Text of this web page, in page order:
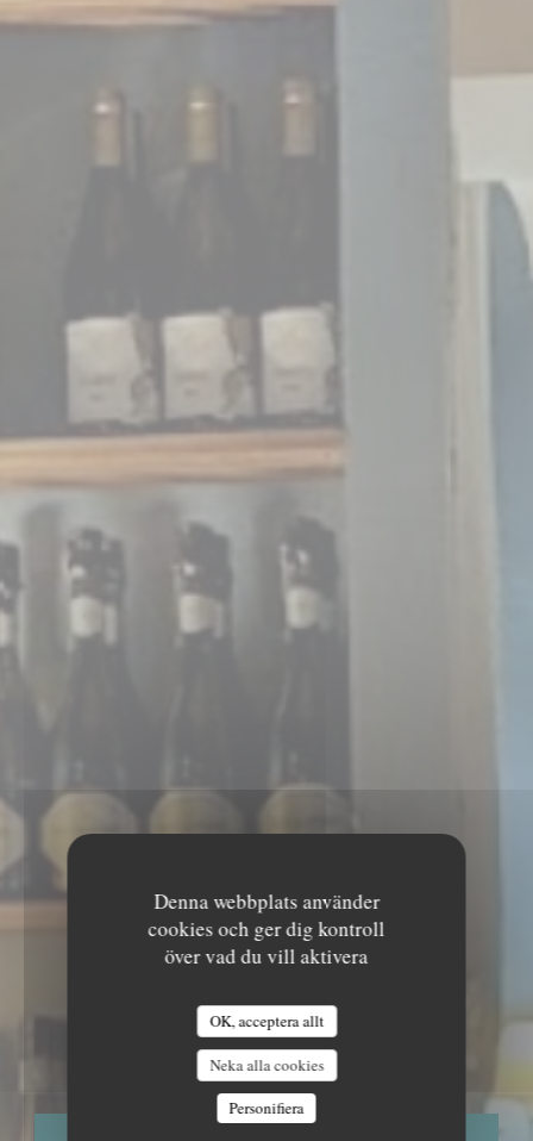
Denna webbplats använder
cookies och ger dig kontroll
över vad du vill aktivera
OK, acceptera allt
Neka alla cookies
Personifiera
• PARIS
LES DEMOISELLES